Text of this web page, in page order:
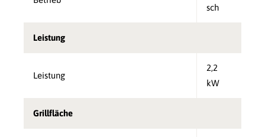
sch
Leistung
Leistung
2,2
kW
Grillfläche